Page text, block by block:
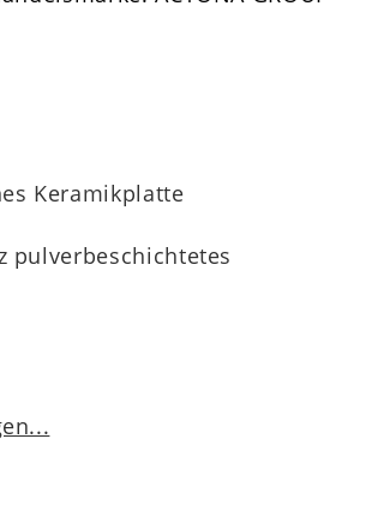
Keramikplatte
pulverbeschichtetes
100 kg